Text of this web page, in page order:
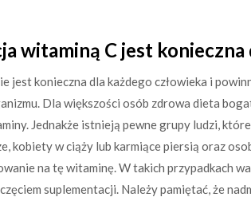
witaminą C jest konieczna
jest konieczna dla każdego człowieka i
Dla większości osób zdrowa dieta
Jednakże istnieją pewne grupy ludzi,
kobiety w ciąży lub karmiące piersią oraz
na tę witaminę. W takich przypadkach
suplementacji. Należy pamiętać, że